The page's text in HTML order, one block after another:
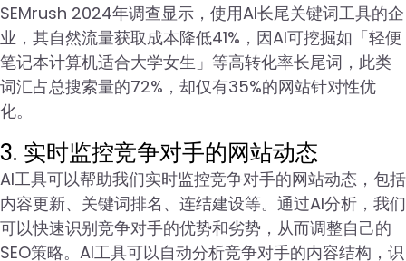
SEMrush 2024年调查显示，使用AI长尾关键词工具的企
业，其自然流量获取成本降低41%，因AI可挖掘如「轻便
笔记本计算机适合大学女生」等高转化率长尾词，此类
词汇占总搜索量的72%，却仅有35%的网站针对性优
化。
3. 实时监控竞争对手的网站动态
AI工具可以帮助我们实时监控竞争对手的网站动态，包括
内容更新、关键词排名、连结建设等。通过AI分析，我们
可以快速识别竞争对手的优势和劣势，从而调整自己的
SEO策略。AI工具可以自动分析竞争对手的内容结构，识